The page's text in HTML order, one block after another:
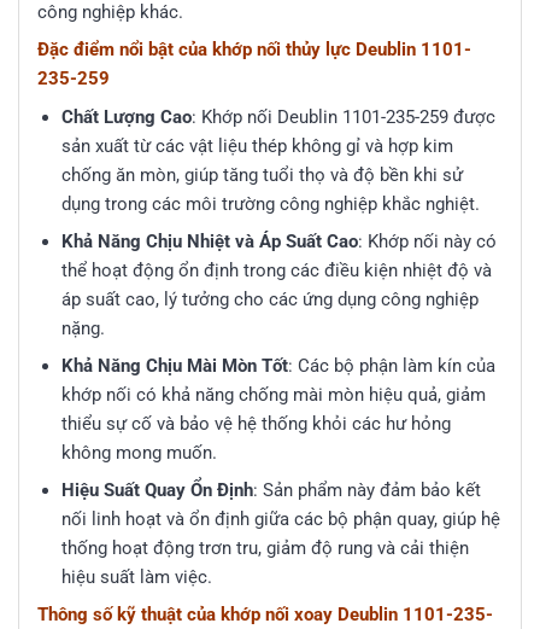
công nghiệp khác.
Đặc điểm nổi bật của khớp nối thủy lực Deublin 1101-
235-259
Chất Lượng Cao: Khớp nối Deublin 1101-235-259 được
sản xuất từ các vật liệu thép không gỉ và hợp kim
chống ăn mòn, giúp tăng tuổi thọ và độ bền khi sử
dụng trong các môi trường công nghiệp khắc nghiệt.
Khả Năng Chịu Nhiệt và Áp Suất Cao: Khớp nối này có
thể hoạt động ổn định trong các điều kiện nhiệt độ và
áp suất cao, lý tưởng cho các ứng dụng công nghiệp
nặng.
Khả Năng Chịu Mài Mòn Tốt: Các bộ phận làm kín của
khớp nối có khả năng chống mài mòn hiệu quả, giảm
thiểu sự cố và bảo vệ hệ thống khỏi các hư hỏng
không mong muốn.
Hiệu Suất Quay Ổn Định: Sản phẩm này đảm bảo kết
nối linh hoạt và ổn định giữa các bộ phận quay, giúp hệ
thống hoạt động trơn tru, giảm độ rung và cải thiện
hiệu suất làm việc.
Thông số kỹ thuật của khớp nối xoay Deublin 1101-235-